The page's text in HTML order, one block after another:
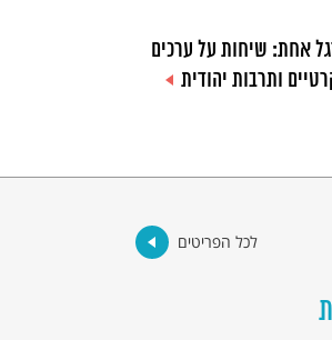
אחת: שיחות על ערכים
ותרבות יהודית
לכל הפריטים